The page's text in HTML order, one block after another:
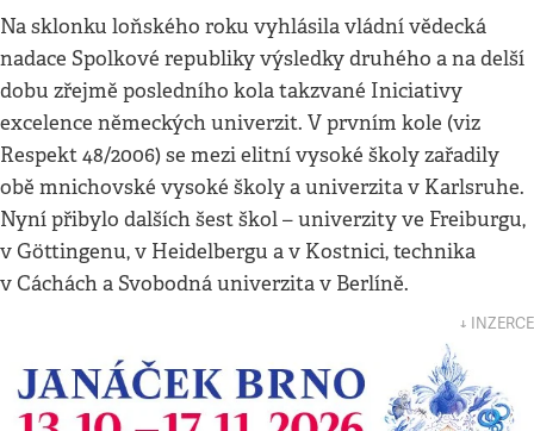
Na sklonku loňského roku vyhlásila vládní vědecká
nadace Spolkové republiky výsledky druhého a na delší
dobu zřejmě posledního kola takzvané Iniciativy
excelence německých univerzit. V prvním kole (viz
Respekt 48/2006) se mezi elitní vysoké školy zařadily
obě mnichovské vysoké školy a univerzita v Karlsruhe.
Nyní přibylo dalších šest škol – univerzity ve Freiburgu,
v Göttingenu, v Heidelbergu a v Kostnici, technika
v Cáchách a Svobodná univerzita v Berlíně.
↓ INZERCE